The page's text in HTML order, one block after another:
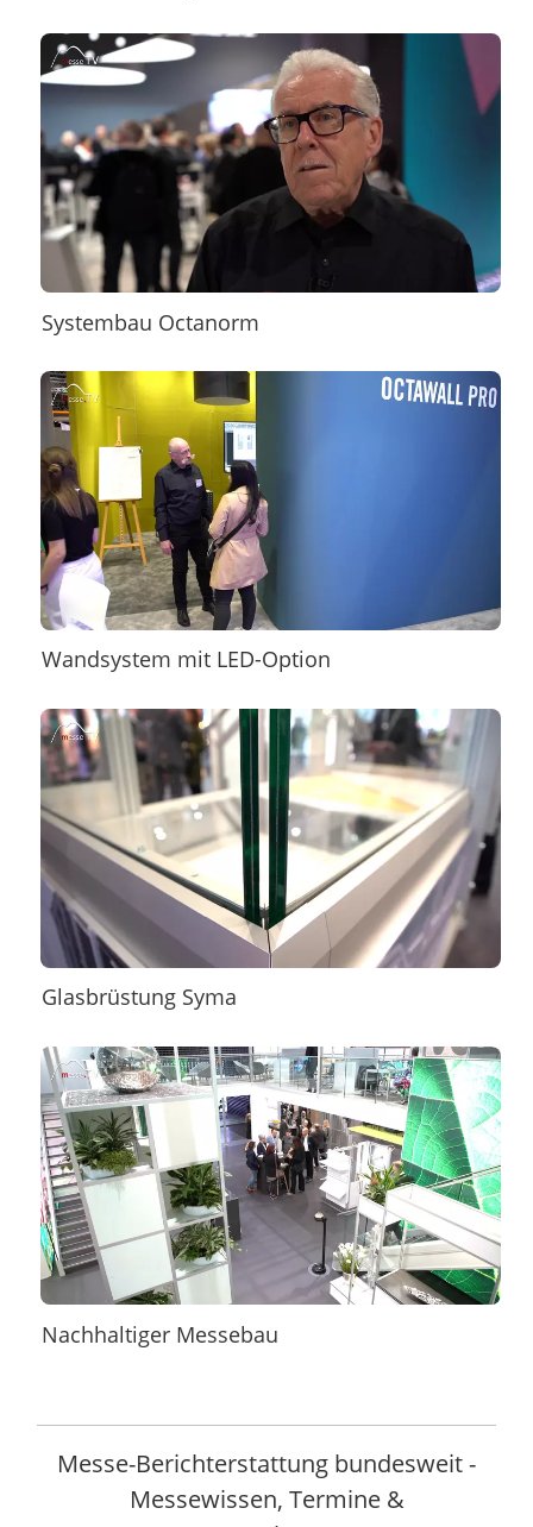
Systembau Octanorm
Wandsystem mit LED-Option
Glasbrüstung Syma
Nachhaltiger Messebau
Messe-Berichterstattung bundesweit -
Messewissen, Termine &